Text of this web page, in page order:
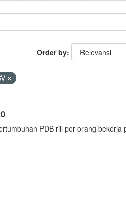
Order by
PDB riil per orang bekerja